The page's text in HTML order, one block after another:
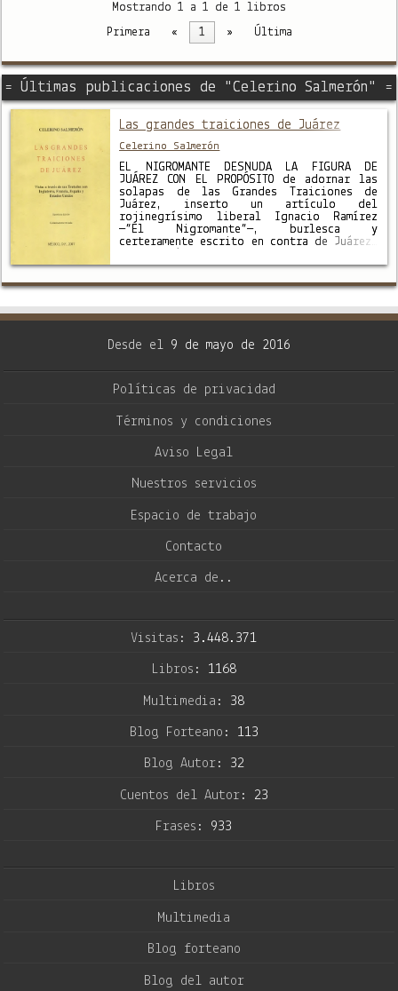
Mostrando 1 a 1 de 1 libros
Primera « 1 » Última
= Últimas publicaciones de "Celerino Salmerón" =
Las grandes traiciones de Juárez
Celerino Salmerón
EL NIGROMANTE DESNUDA LA FIGURA DE
JUÁREZ CON EL PROPÓSITO de adornar las
solapas de las Grandes Traiciones de
Juárez, inserto un artículo del
rojinegrísimo liberal Ignacio Ramírez
—”El Nigromante”—, burlesca y
certeramente escrito en contra de Juárez.
periódico liberal: “El Mensajero”, del
17 de octubre de 1867, y …
Desde el 9 de mayo de 2016
Políticas de privacidad
Términos y condiciones
Aviso Legal
Nuestros servicios
Espacio de trabajo
Contacto
Acerca de..
Visitas: 3.448.371
Libros: 1168
Multimedia: 38
Blog Forteano: 113
Blog Autor: 32
Cuentos del Autor: 23
Frases: 933
Libros
Multimedia
Blog forteano
Blog del autor